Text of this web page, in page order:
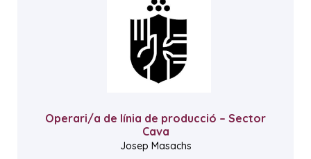
Operari/a de línia de producció – Sector
Cava
Josep Masachs